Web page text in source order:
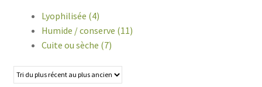
Lyophilisée (4)
Humide / conserve (11)
Cuite ou sèche (7)